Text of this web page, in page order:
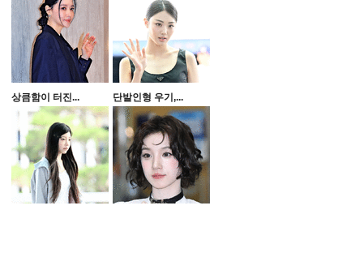
상큼함이 터진... 단발인형 우기,...